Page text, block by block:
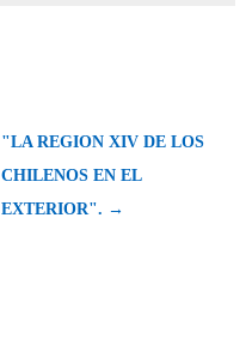
"LA REGION XIV DE LOS
CHILENOS EN EL
EXTERIOR". →